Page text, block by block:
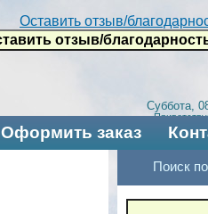
Оставить отзыв/
Суббота,
Оформить заказ
Поиск